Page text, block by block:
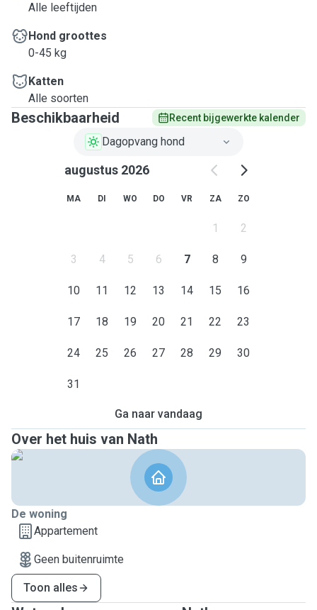
Alle leeftijden
Hond groottes
0-45 kg
Katten
Alle soorten
Beschikbaarheid Recent bijgewerkte kalender
Dagopvang hond
augustus 2026
MA DI WO DO VR ZA ZO
1 2
3 4 5 6 7 8 9
10 11 12 13 14 15 16
17 18 19 20 21 22 23
24 25 26 27 28 29 30
31
Ga naar vandaag
Over het huis van Nath
De woning
Appartement
Geen buitenruimte
Toon alles